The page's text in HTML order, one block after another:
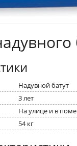
Надувной батут
3 лет
На улице и в
54 кг